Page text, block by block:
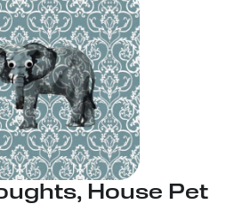
House Pet